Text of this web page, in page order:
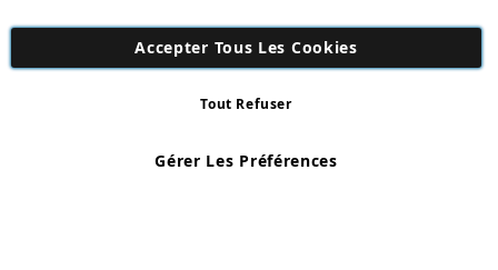
Number: 863029607
Accepter Tous Les Cookies
Gérer Les Préférences
Tout Refuser